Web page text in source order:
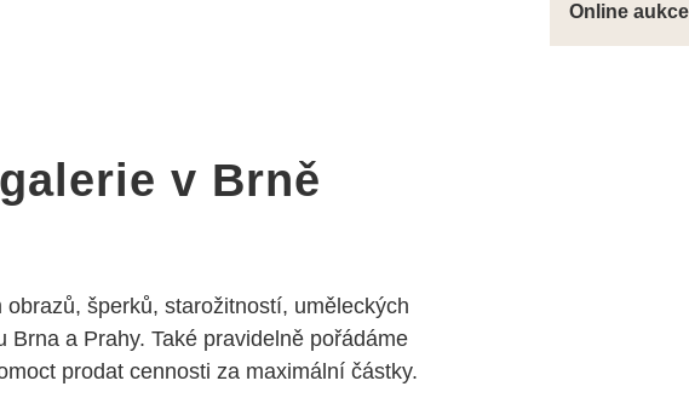
Online
v Brně
šperků, starožitností, uměleckých
a Prahy. Také pravidelně pořádáme
prodat cennosti za maximální částky.